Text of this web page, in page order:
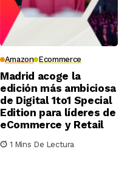
Amazon Ecommerce
Madrid acoge la
edición más ambiciosa
de Digital 1to1 Special
Edition para líderes de
eCommerce y Retail
1 Mins De Lectura